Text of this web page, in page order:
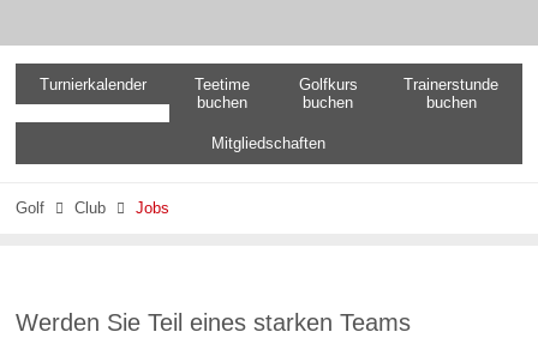
Turnierkalender
Teetime
buchen
Golfkurs
buchen
Trainerstunde
buchen
Mitgliedschaften
Golf  Club  Jobs
Werden Sie Teil eines starken Teams